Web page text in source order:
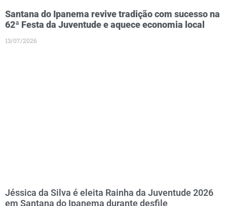
Santana do Ipanema revive tradição com sucesso na
62ª Festa da Juventude e aquece economia local
13/07/2026
Jéssica da Silva é eleita Rainha da Juventude 2026
em Santana do Ipanema durante desfile